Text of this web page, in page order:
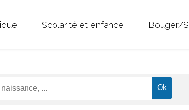
Scolarité et enfance Bouger/